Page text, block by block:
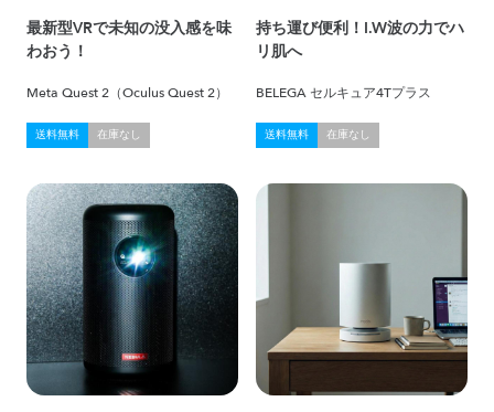
最新型VRで未知の没入感を味
わおう！
Meta Quest 2（Oculus Quest 2）
送料無料 在庫なし
持ち運び便利！I.W波の力でハ
リ肌へ
BELEGA セルキュア4Tプラス
送料無料 在庫なし